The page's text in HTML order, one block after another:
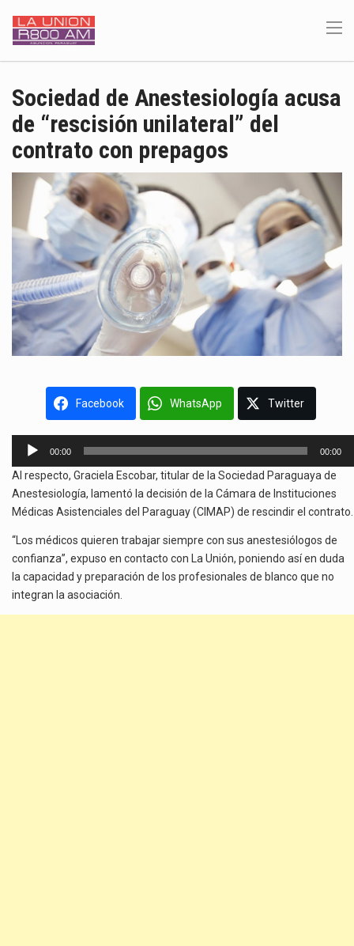
Sociedad de Anestesiología acusa
de “rescisión unilateral” del
contrato con prepagos
Facebook WhatsApp Twitter
Reproductor
audio
00:00 00:00
Al respecto, Graciela Escobar, titular de la Sociedad Paraguaya de
Anestesiología, lamentó la decisión de la Cámara de Instituciones
Médicas Asistenciales del Paraguay (CIMAP) de rescindir el contrato.
“Los médicos quieren trabajar siempre con sus anestesiólogos de
confianza”, expuso en contacto con La Unión, poniendo así en duda
la capacidad y preparación de los profesionales de blanco que no
integran la asociación.